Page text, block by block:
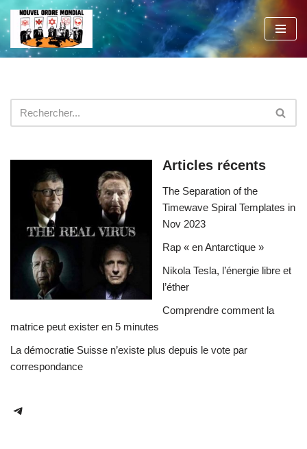
Aller
au
Articles récents
The Separation of the
Timewave Spiral Templates in
Nov 2023
Rap « en Antarctique »
Nikola Tesla, l’énergie libre et
l’éther
Comprendre comment la
matrice peut exister en 5 minutes
La démocratie Suisse n’existe plus depuis le vote par
correspondance